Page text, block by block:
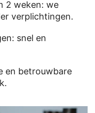
2 weken: we
verplichtingen.
snel en
en betrouwbare